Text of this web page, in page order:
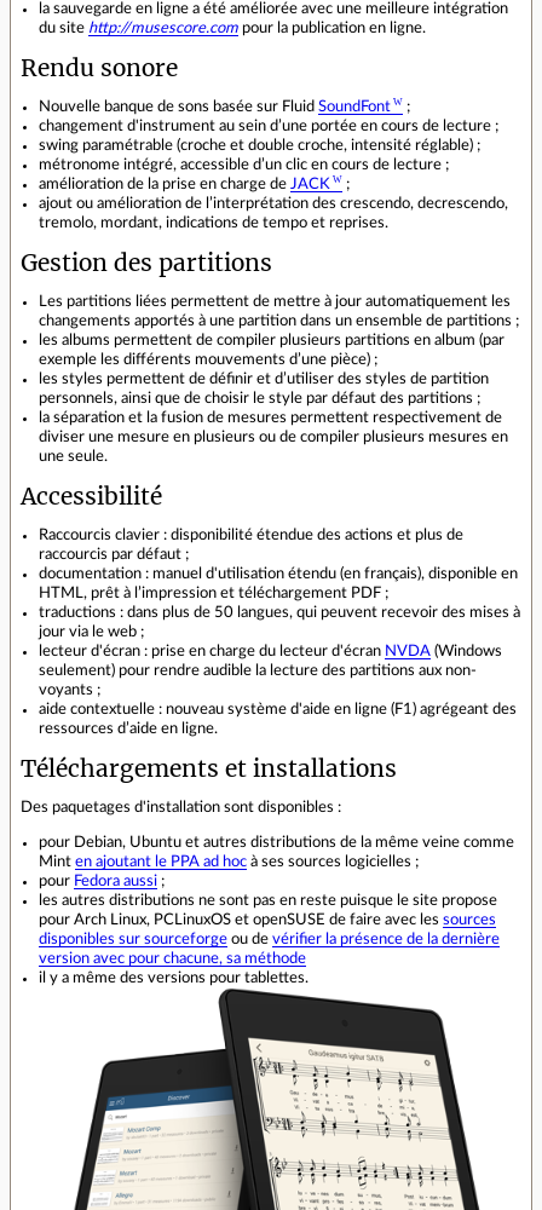
la sauvegarde en ligne a été améliorée avec une meilleure intégration
du site http://musescore.com pour la publication en ligne.
Rendu sonore
Nouvelle banque de sons basée sur Fluid SoundFont
;
changement d'instrument au sein d’une portée en cours de lecture ;
swing paramétrable (croche et double croche, intensité réglable) ;
métronome intégré, accessible d’un clic en cours de lecture ;
amélioration de la prise en charge de JACK
;
ajout ou amélioration de l’interprétation des crescendo, decrescendo,
tremolo, mordant, indications de tempo et reprises.
Gestion des partitions
Les partitions liées permettent de mettre à jour automatiquement les
changements apportés à une partition dans un ensemble de partitions ;
les albums permettent de compiler plusieurs partitions en album (par
exemple les différents mouvements d’une pièce) ;
les styles permettent de définir et d’utiliser des styles de partition
personnels, ainsi que de choisir le style par défaut des partitions ;
la séparation et la fusion de mesures permettent respectivement de
diviser une mesure en plusieurs ou de compiler plusieurs mesures en
une seule.
Accessibilité
Raccourcis clavier : disponibilité étendue des actions et plus de
raccourcis par défaut ;
documentation : manuel d'utilisation étendu (en français), disponible en
HTML, prêt à l’impression et téléchargement PDF ;
traductions : dans plus de 50 langues, qui peuvent recevoir des mises à
jour via le web ;
lecteur d'écran : prise en charge du lecteur d'écran NVDA (Windows
seulement) pour rendre audible la lecture des partitions aux non-
voyants ;
aide contextuelle : nouveau système d'aide en ligne (F1) agrégeant des
ressources d’aide en ligne.
Téléchargements et installations
Des paquetages d'installation sont disponibles :
pour Debian, Ubuntu et autres distributions de la même veine comme
Mint en ajoutant le PPA ad hoc à ses sources logicielles ;
pour Fedora aussi ;
les autres distributions ne sont pas en reste puisque le site propose
pour Arch Linux, PCLinuxOS et openSUSE de faire avec les sources
disponibles sur sourceforge ou de vérifier la présence de la dernière
version avec pour chacune, sa méthode
il y a même des versions pour tablettes.